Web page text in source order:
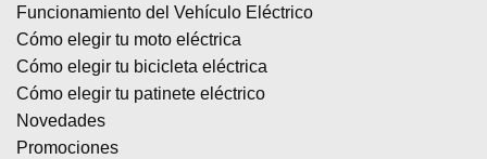
Funcionamiento del Vehículo Eléctrico
Cómo elegir tu moto eléctrica
Cómo elegir tu bicicleta eléctrica
Cómo elegir tu patinete eléctrico
Novedades
Promociones